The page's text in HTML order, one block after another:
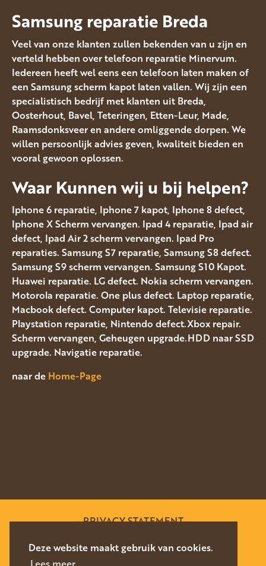
Deze website maakt gebruik van cookies.
Samsung reparatie Breda
Veel van onze klanten zullen bekenden van u zijn en
verteld hebben over telefoon reparatie Minervum.
Iedereen heeft wel eens een telefoon laten maken of
een Samsung scherm kapot laten vallen. Wij zijn een
specialistisch bedrijf met klanten uit Breda,
Oosterhout, Bavel, Teteringen, Etten-Leur, Made,
Raamsdonksveer en andere omliggende dorpen. We
willen persoonlijk advies geven, kwaliteit bieden en
vooral gewoon oplossen.
Waar Kunnen wij u bij helpen?
Iphone 6 reparatie, Iphone 7 kapot, Iphone 8 defect,
Iphone X Scherm vervangen. Ipad 4 reparatie, Ipad air
defect, Ipad Air 2 scherm vervangen. Ipad Pro
reparaties. Samsung S7 reparatie, Samsung S8 defect.
Samsung S9 scherm vervangen. Samsung S10 Kapot.
Huawei reparatie. LG defect. Nokia scherm vervangen.
Motorola reparatie. One plus defect. Laptop reparatie,
Macbook defect. Computer kapot. Televisie reparatie.
Playstation reparatie, Nintendo defect.Xbox repair.
Scherm vervangen, Geheugen upgrade.HDD naar SSD
upgrade. Navigatie reparatie.
naar de Home-Page
PRIVACY STATEMENT